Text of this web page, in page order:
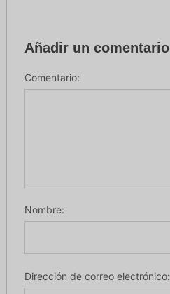
Añadir un comentario
Comentario:
Nombre:
Dirección de correo electrónico: